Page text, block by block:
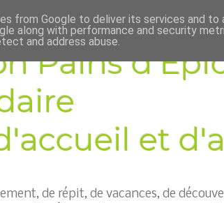
Pains
et
de répit, de vacances, de
from Google to deliver its services and to
along with performance and security
and address abuse.